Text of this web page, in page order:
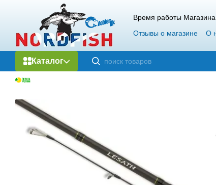
Перейти к основному контенту
Время работы
Отзывы о магазине
О
Каталог